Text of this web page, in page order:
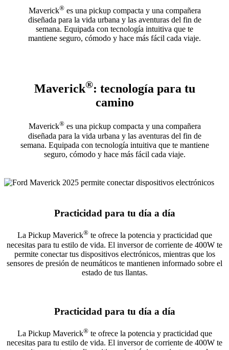
Maverick®es una pickup compacta y una compañera
diseñada para la vida urbana y las aventuras del fin de
semana. Equipada con tecnología intuitiva que te
mantiene seguro, cómodo y hace más fácil cada viaje.
Maverick®: tecnología para tu
camino
Maverick®es una pickup compacta y una compañera
diseñada para la vida urbana y las aventuras del fin de
semana. Equipada con tecnología intuitiva que te mantiene
seguro, cómodo y hace más fácil cada viaje.
Practicidad para tu día a día
La Pickup Maverick®te ofrece la potencia y practicidad que
necesitas para tu estilo de vida. El inversor de corriente de 400W te
permite conectar tus dispositivos electrónicos, mientras que los
sensores de presión de neumáticos te mantienen informado sobre el
estado de tus llantas.
Practicidad para tu día a día
La Pickup Maverick®te ofrece la potencia y practicidad que
necesitas para tu estilo de vida. El inversor de corriente de 400W te